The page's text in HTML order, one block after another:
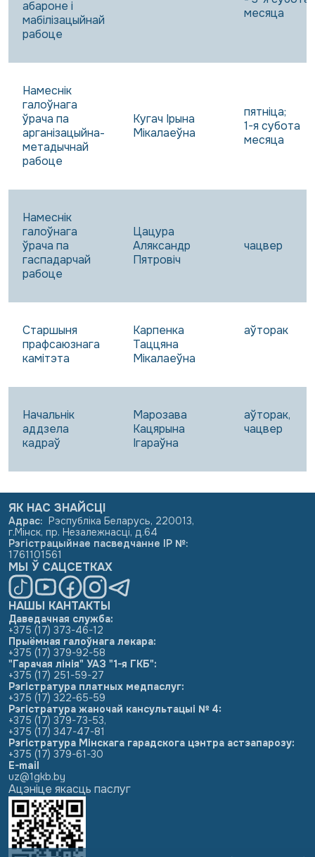
абароне і
мабілізацыйнай
рабоце
месяца
Намеснік
галоўнага
ўрача па
арганізацыйна-
метадычнай
рабоце
Кугач Ірына
Мікалаеўна
пятніца;
1-я субота
месяца
Намеснік
галоўнага
ўрача па
гаспадарчай
рабоце
Цацура
Аляксандр
Пятровіч
чацвер
Старшыня
прафсаюзнага
камітэта
Карпенка
Таццяна
Мікалаеўна
аўторак
Начальнік
аддзела
кадраў
Марозава
Кацярына
Ігараўна
аўторак,
чацвер
НАШЫ КАНТАКТЫ
Даведачная служба:
+375 (17) 373-46-12
Прыёмная галоўнага лекара:
+375 (17) 379-92-58
"Гарачая лінія" УАЗ "1-я ГКБ":
+375 (17) 251-59-27
Рэгістратура платных медпаслуг:
+375 (17) 322-65-59
Рэгістратура жаночай кансультацыі № 4:
+375 (17) 379-73-53,
+375 (17) 347-47-81
Рэгістратура Мінскага гарадскога цэнтра астэапарозу:
+375 (17) 379-61-30
E-mail
uz@1gkb.by
ЯК НАС ЗНАЙСЦІ
Адрас: Рэспубліка Беларусь, 220013,
г.Мінск, пр. Незалежнасці, д.64
Рэгістрацыйнае пасведчанне ІР №:
1761101561
МЫ Ў САЦСЕТКАХ
Ацэніце якасць паслуг